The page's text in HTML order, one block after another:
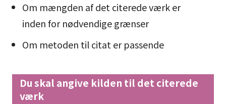
Om mængden af det citerede værk er
inden for nødvendige grænser
Om metoden til citat er passende
Du skal angive kilden til det citerede
værk